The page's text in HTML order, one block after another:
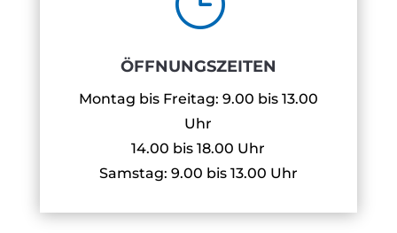
ÖFFNUNGSZEITEN
Montag bis Freitag: 9.00 bis 13.00
Uhr
14.00 bis 18.00 Uhr
Samstag: 9.00 bis 13.00 Uhr